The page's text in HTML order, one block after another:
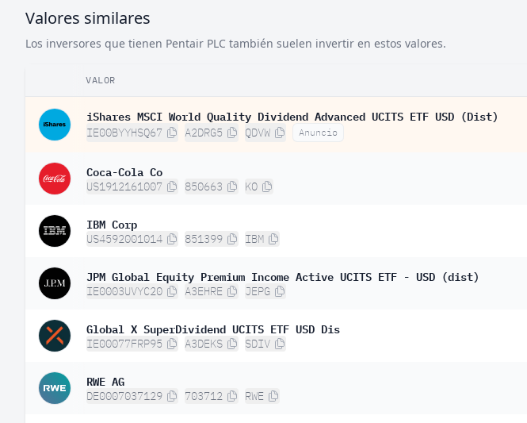
Valores similares
Los inversores que tienen Pentair PLC también suelen invertir en estos valores.
VALOR
iShares MSCI World Quality Dividend Advanced UCITS ETF USD (Dist)
IE00BYYHSQ67 A2DRG5 QDVW Anuncio
Coca-Cola Co
US1912161007 850663 KO
IBM Corp
US4592001014 851399 IBM
JPM Global Equity Premium Income Active UCITS ETF - USD (dist)
IE0003UVYC20 A3EHRE JEPG
Global X SuperDividend UCITS ETF USD Dis
IE00077FRP95 A3DEKS SDIV
RWE AG
DE0007037129 703712 RWE